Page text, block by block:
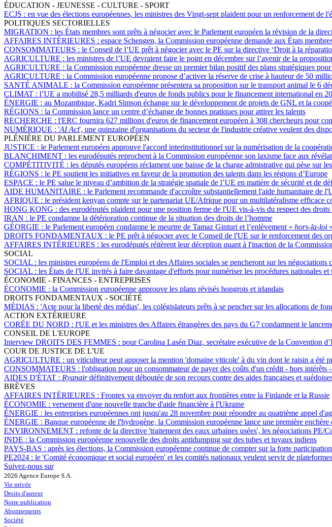
ÉDUCATION - JEUNESSE - CULTURE - SPORT
ECJS : en vue des élections européennes, les ministres des Vingt-sept plaident pour un renforcement de
POLITIQUES SECTORIELLES
MIGRATION : les États membres sont prêts à négocier avec le Parlement européen la révision de la
AFFAIRES INTÉRIEURES : espace Schengen, la Commission européenne demande aux États
CONSOMMATEURS : le Conseil de l’UE prêt à négocier avec le PE sur la directive ‘Droit à la
AGRICULTURE : les ministres de l’UE devraient faire le point en décembre sur l’avenir de la
AGRICULTURE : la Commission européenne dresse un premier bilan positif des plans stratégiques
AGRICULTURE : la Commission européenne propose d’activer la réserve de crise à hauteur de 50
SANTÉ ANIMALE : la Commission européenne présentera sa proposition sur le transport animal le 6
CLIMAT : l’UE a mobilisé 28,5 milliards d'euros de fonds publics pour le financement international en
ÉNERGIE : au Mozambique, Kadri Simson échange sur le développement de projets de GNL et la
RÉGIONS : la Commission lance un centre d’échange de bonnes pratiques pour attirer les talents
RECHERCHE : l'ERC fournira 627 millions d'euros de financement européen à 308 chercheurs pour
NUMÉRIQUE : 'AI Act', une quinzaine d'organisations du secteur de l'industrie créative veulent des
PLÉNIÈRE DU PARLEMENT EUROPÉEN
JUSTICE : le Parlement européen approuve l'accord interinstitutionnel sur la numérisation de la
BLANCHIMENT : les eurodéputés reprochent à la Commission européenne son laxisme face aux
COMPÉTITIVITÉ : les députés européens réclament une baisse de la charge admistrative qui pèse sur
RÉGIONS : le PE soutient les initiatives en faveur de la promotion des talents dans les régions d’Europe
ESPACE : le PE salue le niveau d’ambition de la stratégie spatiale de l’UE en matière de sécurité et de
AIDE HUMANITAIRE : le Parlement recommande d'accroître substantiellement l'aide humanitaire de
AFRIQUE : le président kenyan compte sur le partenariat UE/Afrique pour un multilatéralisme efficace
HONG KONG : des eurodéputés plaident pour une position ferme de l'UE vis-à-vis du respect des
IRAN : le PE condamne la détérioration continue de la situation des droits de l’homme
GÉORGIE : le Parlement européen condamne le meurtre de Tamaz Ginturi et l’enlèvement « hors-la-loi
DROITS FONDAMENTAUX : le PE prêt à négocier avec le Conseil de l'UE sur le renforcement des
AFFAIRES INTÉRIEURES : les eurodéputés réitèrent leur déception quant à l'inaction de la
SOCIAL
SOCIAL : les ministres européens de l'Emploi et des Affaires sociales se pencheront sur les
SOCIAL : les États de l'UE invités à faire davantage d'efforts pour numériser les procédures nationales et
ÉCONOMIE - FINANCES - ENTREPRISES
ÉCONOMIE : la Commission européenne approuve les plans révisés hongrois et irlandais
DROITS FONDAMENTAUX - SOCIÉTÉ
MÉDIAS : 'Acte pour la liberté des médias', les colégislateurs prêts à se pencher sur les allocations de
ACTION EXTÉRIEURE
CORÉE DU NORD : l'UE et les ministres des Affaires étrangères des pays du G7 condamnent le
CONSEIL DE L'EUROPE
Interview DROITS DES FEMMES : pour Carolina Lasén Diaz, secrétaire exécutive de la Convention
COUR DE JUSTICE DE L'UE
AGRICULTURE : un viticulteur peut apposer la mention 'domaine viticole' à du vin dont le raisin a été
CONSOMMATEURS : l'obligation pour un consommateur de payer des coûts d'un crédit - hors
AIDES D'ÉTAT : Ryanairdéfinitivement déboutée de son recours contre des aides françaises et
BRÈVES
AFFAIRES INTÉRIEURES : Frontex va envoyer du renfort aux frontières entre la Finlande et la Russie
ÉCONOMIE : versement d'une nouvelle tranche d'aide financière à l'Ukraine
ÉNERGIE : les entreprises européennes ont jusqu'au 28 novembre pour répondre au quatrième appel
ÉNERGIE : Banque européenne de l'hydrogène, la Commission européenne lance une première
ENVIRONNEMENT : refonte de la directive 'traitement des eaux urbaines usées', les négociations PE/
INDE : la Commission européenne renouvelle des droits antidumping sur des tubes et tuyaux indiens
PAYS-BAS : après les élections, la Commission européenne continue de compter sur la forte
PE2024 : le 'Comité économique et social européen' et les comités nationaux veulent servir de
Suivez-nous sur
2026 Agence Europe S.A.
Vie privée
Droits d'auteur
Notre publication
Abonnements
Société